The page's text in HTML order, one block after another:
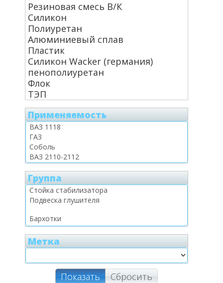
Резиновая смесь В/К
Силикон
Полиуретан
Алюминиевый сплав
Пластик
Силикон Wacker (германия)
пенополиуретан
Флок
ТЭП
Применяемость
Группа
Метка
Показать
Сбросить